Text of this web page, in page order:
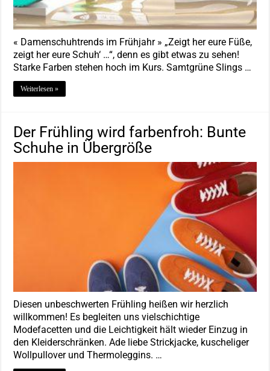
« Damenschuhtrends im Frühjahr » „Zeigt her eure Füße,
zeigt her eure Schuh‘ …“, denn es gibt etwas zu sehen!
Starke Farben stehen hoch im Kurs. Samtgrüne Slings …
Weiterlesen »
Der Frühling wird farbenfroh: Bunte
Schuhe in Übergröße
Diesen unbeschwerten Frühling heißen wir herzlich
willkommen! Es begleiten uns vielschichtige
Modefacetten und die Leichtigkeit hält wieder Einzug in
den Kleiderschränken. Ade liebe Strickjacke, kuscheliger
Wollpullover und Thermoleggins. …